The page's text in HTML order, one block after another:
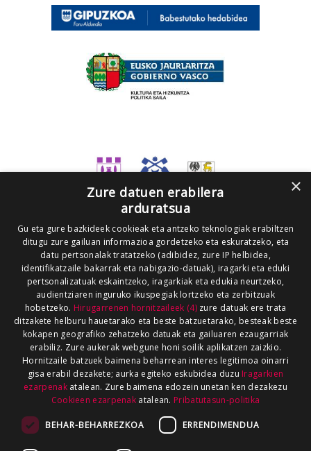
×
Zure datuen erabilera
arduratsua
Gu eta gure bazkideek cookieak eta antzeko teknologiak erabiltzen
ditugu zure gailuan informazioa gordetzeko eta eskuratzeko, eta
datu pertsonalak tratatzeko (adibidez, zure IP helbidea,
identifikatzaile bakarrak eta nabigazio-datuak), iragarki eta eduki
pertsonalizatuak eskaintzeko, iragarkiak eta edukia neurtzeko,
audientziaren inguruko ikuspegiak lortzeko eta zerbitzuak
hobetzeko. Hirugarrenen hornitzaileek (4)zure datuak ere trata
ditzakete helburu hauetarako eta beste batzuetarako, besteak beste
kokapen geografiko zehatzeko datuak eta gailuaren ezaugarriak
erabiliz. Zure aukerak webgune honi soilik aplikatzen zaizkio.
Hornitzaile batzuek baimena beharrean interes legitimoa oinarri
gisa erabil dezakete; aurka egiteko eskubidea duzu Iragarkien
ezarpenakatalean. Zure baimena edozein unetan ken dezakezu
Cookieen ezarpenak atalean. Pribatutasun-politika
BEHAR-BEHARREZKOA ERRENDIMENDUA